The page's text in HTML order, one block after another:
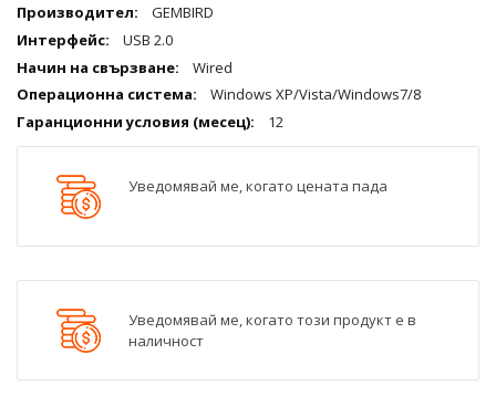
Повече
информация
GEMBIRD
USB 2.0
Wired
Windows XP/Vista/Windows7/8
12
Уведомявай ме, когато цената пада
Уведомявай ме, когато този продукт е в
наличност